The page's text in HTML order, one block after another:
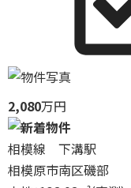
2,080万円
相模線 下溝駅
相模原市南区磯部